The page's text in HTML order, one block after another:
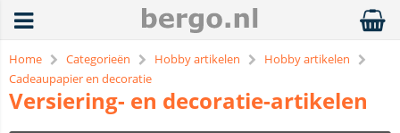
Home Categorieën Hobby artikelen
Hobby artikelen
Cadeaupapier en decoratie
Versiering- en decoratie-artikelen